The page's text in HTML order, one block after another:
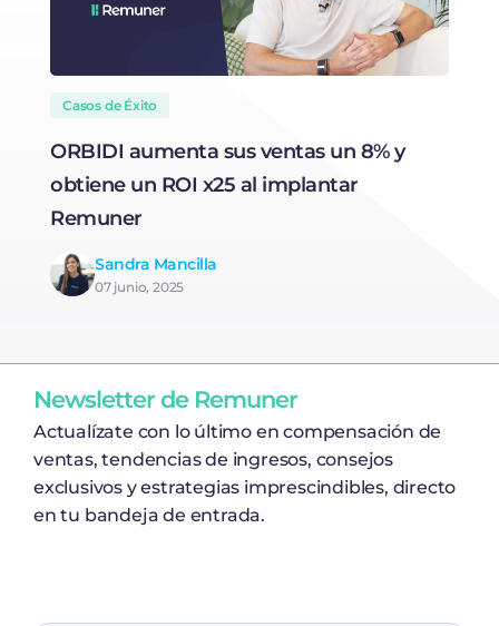
Casos de Éxito
ORBIDI aumenta sus ventas un 8% y
obtiene un ROI x25 al implantar
Remuner
Sandra Mancilla
07 junio, 2025
Newsletter de Remuner
Actualízate con lo último en compensación de
ventas, tendencias de ingresos, consejos
exclusivos y estrategias imprescindibles, directo
en tu bandeja de entrada.